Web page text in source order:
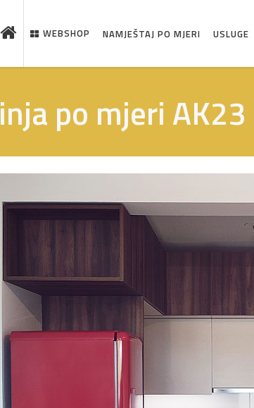
novo u ponudi
Zaštitna
odjeća
WEBSHOP NAMJEŠTAJ PO MJERI USLUGE
po mjeri AK23